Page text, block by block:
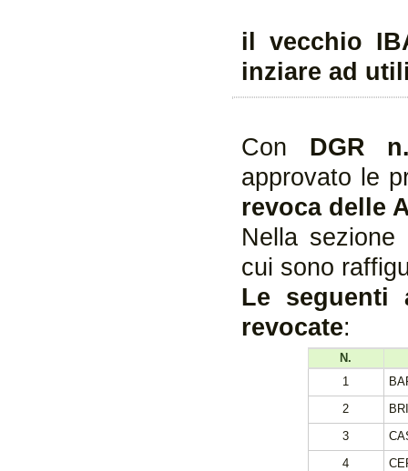
il vecchio
inziare ad
Con DGR
approvato le
revoca delle
Nella
cui sono
Le seguenti
revocate:
N.
1
2
3
4